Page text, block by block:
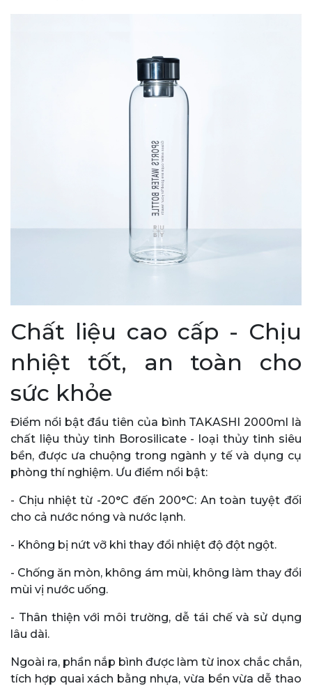
Chất liệu cao cấp - Chịu
nhiệt tốt, an toàn cho
sức khỏe
Điểm nổi bật đầu tiên của bình TAKASHI 2000ml là
chất liệu thủy tinh Borosilicate - loại thủy tinh siêu
bền, được ưa chuộng trong ngành y tế và dụng cụ
phòng thí nghiệm. Ưu điểm nổi bật:
- Chịu nhiệt từ -20°C đến 200°C: An toàn tuyệt đối
cho cả nước nóng và nước lạnh.
- Không bị nứt vỡ khi thay đổi nhiệt độ đột ngột.
- Chống ăn mòn, không ám mùi, không làm thay đổi
mùi vị nước uống.
- Thân thiện với môi trường, dễ tái chế và sử dụng
lâu dài.
Ngoài ra, phần nắp bình được làm từ inox chắc chắn,
tích hợp quai xách bằng nhựa, vừa bền vừa dễ thao